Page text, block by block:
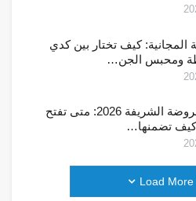
كيف تختار بين كدي
ومحبس الجن…
سر حجز الروضة الشريفة 2026: متى تفتح
تضمنها…
Load More